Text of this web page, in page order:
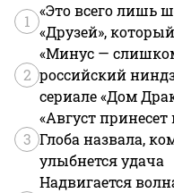
1
«Это всего лишь
«Друзей»,
2
«Минус —
российский
сериале «Дом
3
«Август
Глоба назвала,
улыбнется удача
Надвигается